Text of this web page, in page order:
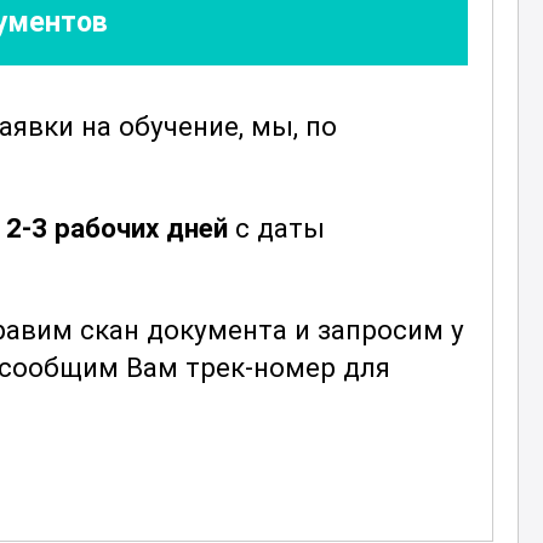
на обучение, мы, по
2-3 рабочих дней с даты
скан документа и запросим у
Вам трек-номер для